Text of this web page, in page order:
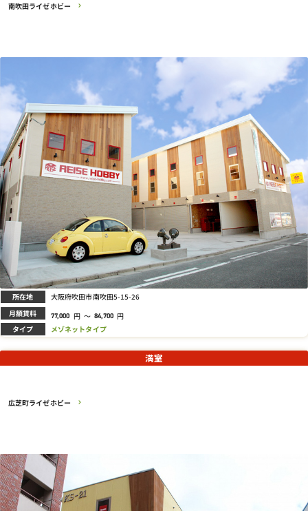
南吹田ライゼホビー
所在地 大阪府吹田市南吹田5-15-26
月額賃料 77,000 円 ～ 84,700 円
タイプ メゾネットタイプ
広芝町ライゼホビー
満室